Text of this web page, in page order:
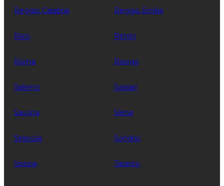
Reggio Calabria Reggio Emilia
Rieti Rimini
Roma Rovigo
Salerno Sassari
Savona Siena
Siracusa Sondrio
Spezia Taranto